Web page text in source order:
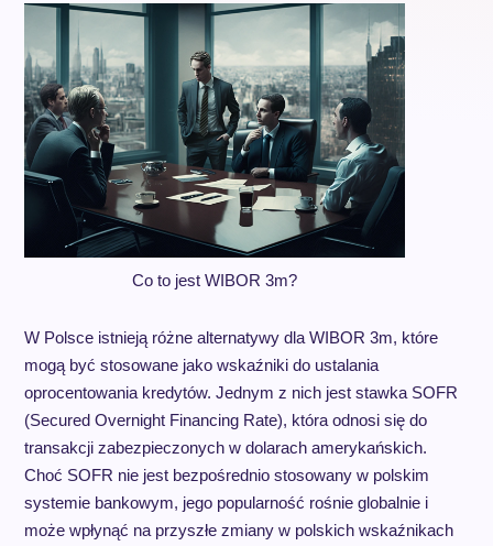
Co to jest WIBOR 3m?
W Polsce istnieją różne alternatywy dla WIBOR 3m, które
mogą być stosowane jako wskaźniki do ustalania
oprocentowania kredytów. Jednym z nich jest stawka SOFR
(Secured Overnight Financing Rate), która odnosi się do
transakcji zabezpieczonych w dolarach amerykańskich.
Choć SOFR nie jest bezpośrednio stosowany w polskim
systemie bankowym, jego popularność rośnie globalnie i
może wpłynąć na przyszłe zmiany w polskich wskaźnikach